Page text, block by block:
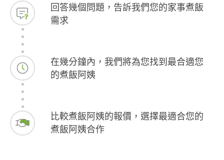
回答幾個問題，告訴我們您的家事煮飯
需求
在幾分鐘內，我們將為您找到最合適您
的煮飯阿姨
比較煮飯阿姨的報價，選擇最適合您的
煮飯阿姨合作